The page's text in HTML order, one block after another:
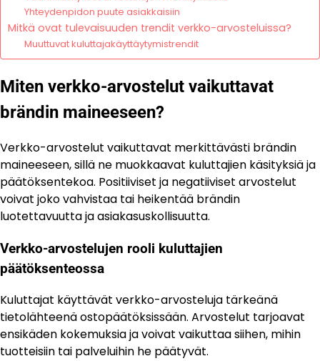
Yhteydenpidon puute asiakkaisiin
Mitkä ovat tulevaisuuden trendit verkko-arvosteluissa?
Muuttuvat kuluttajakäyttäytymistrendit
Miten verkko-arvostelut vaikuttavat
brändin maineeseen?
Verkko-arvostelut vaikuttavat merkittävästi brändin
maineeseen, sillä ne muokkaavat kuluttajien käsityksiä ja
päätöksentekoa. Positiiviset ja negatiiviset arvostelut
voivat joko vahvistaa tai heikentää brändin
luotettavuutta ja asiakasuskollisuutta.
Verkko-arvostelujen rooli kuluttajien
päätöksenteossa
Kuluttajat käyttävät verkko-arvosteluja tärkeänä
tietolähteenä ostopäätöksissään. Arvostelut tarjoavat
ensikäden kokemuksia ja voivat vaikuttaa siihen, mihin
tuotteisiin tai palveluihin he päätyvät.